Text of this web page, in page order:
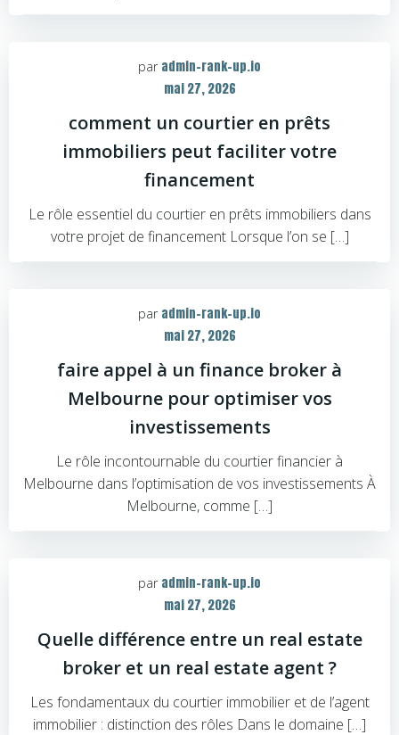
par admin-rank-up.io
mai 27, 2026
comment un courtier en prêts
immobiliers peut faciliter votre
financement
Le rôle essentiel du courtier en prêts immobiliers dans
votre projet de financement Lorsque l’on se […]
par admin-rank-up.io
mai 27, 2026
faire appel à un finance broker à
Melbourne pour optimiser vos
investissements
Le rôle incontournable du courtier financier à
Melbourne dans l’optimisation de vos investissements À
Melbourne, comme […]
par admin-rank-up.io
mai 27, 2026
Quelle différence entre un real estate
broker et un real estate agent ?
Les fondamentaux du courtier immobilier et de l’agent
immobilier : distinction des rôles Dans le domaine […]